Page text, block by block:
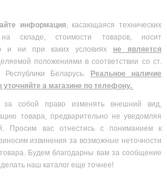
информация, касающаяся технических
на складе, стоимости товаров, носит
и ни при каких условиях не является
положениями в соответствии со ст.
Беларусь.
Реальное наличие
а магазине по телефону.
за собой право изменять внешний вид,
товара, предварительно не уведомляя
Просим вас отнестись с пониманием к
извинения за возможные неточности
Будем благодарны вам за сообщение
наш каталог еще точнее!